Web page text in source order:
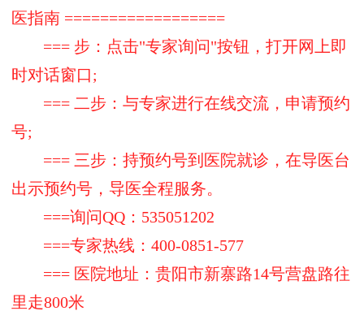
医指南 ==================
=== 步：点击"专家询问"按钮，打开网上即
时对话窗口;
=== 二步：与专家进行在线交流，申请预约
号;
=== 三步：持预约号到医院就诊，在导医台
出示预约号，导医全程服务。
===询问QQ：535051202
===专家热线：400-0851-577
=== 医院地址：贵阳市新寨路14号营盘路往
里走800米